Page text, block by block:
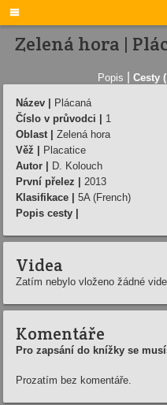

Zelená hora |
Popis Cesty
Název |
Plácaná
Číslo v průvodci |
1
Oblast |
Zelená hora
Věž |
Placatice
Autor |
D. Kolouch
První přelez |
2013
Klasifikace |
5A (French)
Popis cesty |
Videa
Zatím nebylo vloženo žádné
Komentáře
Pro zapsání do knížky se
Prozatím bez komentáře.